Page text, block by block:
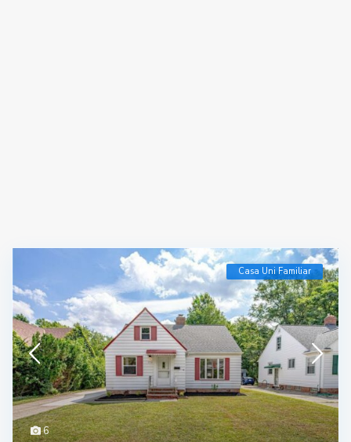
6
Casa Uni Familiar